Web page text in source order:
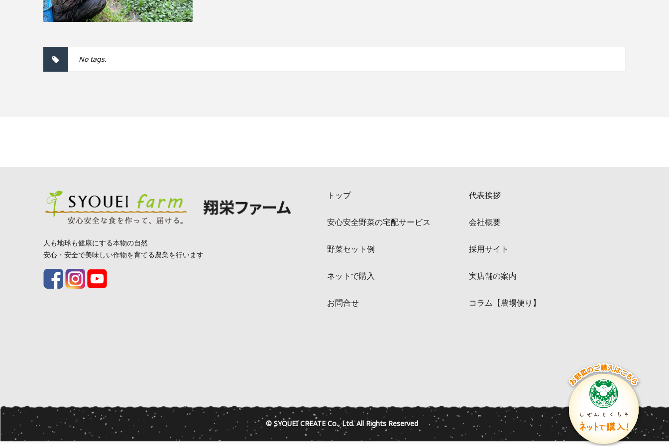
No tags.
人も地球も健康にする本物の自然
安心・安全で美味しい作物を育てる農業を行います
トップ 代表挨拶
安心安全野菜の宅配サービス 会社概要
野菜セット例 採用サイト
ネットで購入 実店舗の案内
お問合せ コラム【農場便り】
© SYOUEI CREATE Co., Ltd. All Rights Reserved